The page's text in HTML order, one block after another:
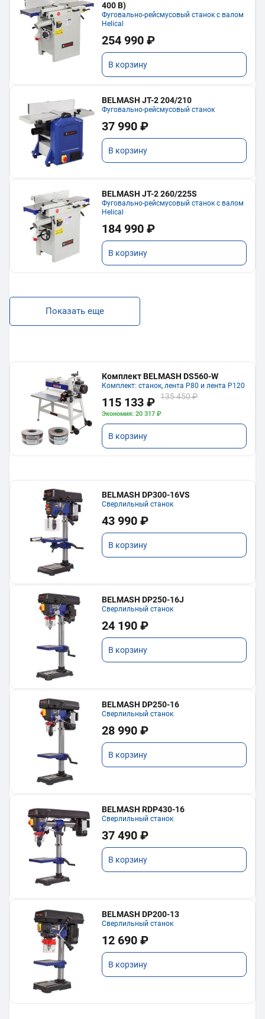
400 В)
Фуговально-рейсмусовый станок с валом
Helical
254 990 ₽
В корзину
BELMASH JT-2 204/210
Фуговально-рейсмусовый станок
37 990 ₽
В корзину
BELMASH JT-2 260/225S
Фуговально-рейсмусовый станок с валом
Helical
184 990 ₽
В корзину
Показать еще
Комплект BELMASH DS560-W
Комплект: станок, лента P80 и лента P120
115 133 ₽ 135 450 ₽
Экономия: 20 317 ₽
В корзину
BELMASH DP300-16VS
Сверлильный станок
43 990 ₽
В корзину
BELMASH DP250-16J
Сверлильный станок
24 190 ₽
В корзину
BELMASH DP250-16
Сверлильный станок
28 990 ₽
В корзину
BELMASH RDP430-16
Сверлильный станок
37 490 ₽
В корзину
BELMASH DP200-13
Сверлильный станок
12 690 ₽
В корзину